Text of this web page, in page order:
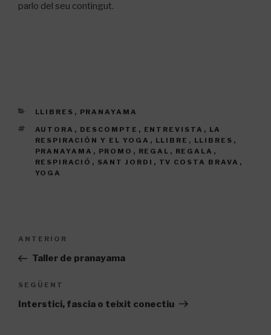
parlo del seu contingut.
CATEGORIES
LLIBRES , PRANAYAMA
ETIQUETES
AUTORA , DESCOMPTE , ENTREVISTA , LA
RESPIRACIÓN Y EL YOGA , LLIBRE , LLIBRES ,
PRANAYAMA , PROMO , REGAL , REGALA ,
RESPIRACIÓ , SANT JORDI , TV COSTA BRAVA ,
YOGA
Entrada
anterior
ANTERIOR
Taller de pranayama
Entrada
següent
SEGÜENT
Interstici, fascia o teixit conectiu